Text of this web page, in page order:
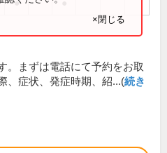
●
×閉じる
。まずは電話にて予約をお取
、症状、発症時期、紹...(続き